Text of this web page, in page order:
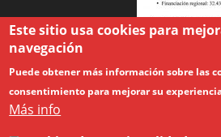
Este sitio usa cookies para
navegación
Puede obtener más información sobre las
consentimiento para mejorar su
Más info